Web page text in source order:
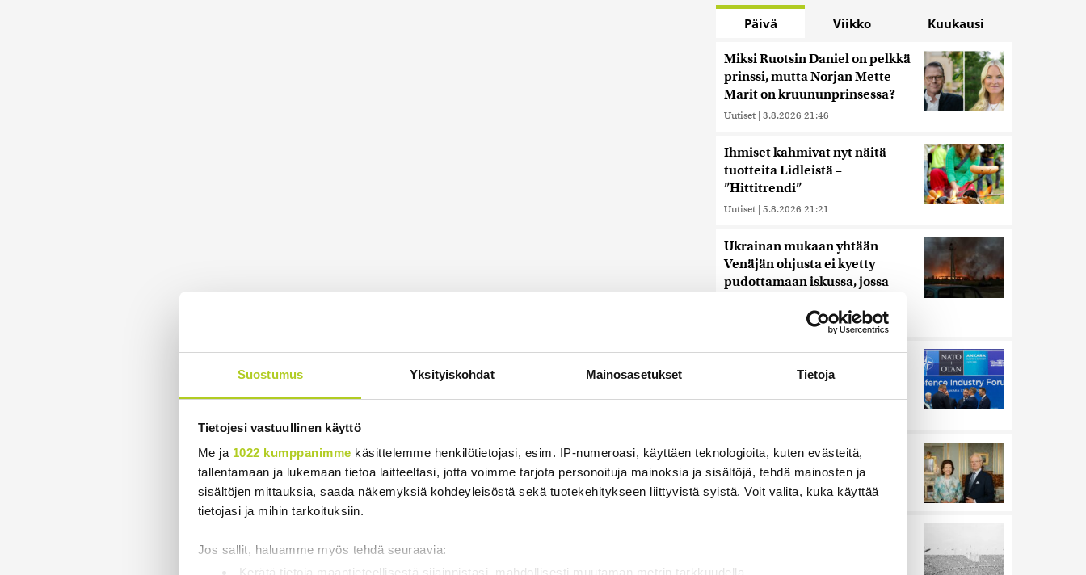
Suostumus Yksityiskohdat Mainosasetukset Tietoja
Tietojesi vastuullinen käyttö
Me ja 1022 kumppanimme käsittelemme henkilötietojasi, esim. IP-numeroasi, käyttäen teknologioita, kuten evästeitä,
tallentamaan ja lukemaan tietoa laitteeltasi, jotta voimme tarjota personoituja mainoksia ja sisältöjä, tehdä mainosten ja
sisältöjen mittauksia, saada näkemyksiä kohdeyleisöstä sekä tuotekehitykseen liittyvistä syistä. Voit valita, kuka käyttää
tietojasi ja mihin tarkoituksiin.
Jos sallit, haluamme myös tehdä seuraavia:
Kerätä tietoja maantieteellisestä sijainnistasi, mahdollisesti muutaman metrin tarkkuudella
Päivä Viikko Kuukausi
Miksi Ruotsin Daniel on pelkkä
prinssi, mutta Norjan Mette-
Marit on kruununprinsessa?
Uutiset | 3.8.2026 21:46
Ihmiset kahmivat nyt näitä
tuotteita Lidleistä –
”Hittitrendi”
Uutiset | 5.8.2026 21:21
Ukrainan mukaan yhtään
Venäjän ohjusta ei kyetty
pudottamaan iskussa, jossa
5.8.2026 9:21
Murska-arvio: Nato on
vuosikymmenen jäljessä
Ruotsin kuningas vihkii
kalatien käyttöön Ylitorniolla
Uutiset | 4.8.2026 11:02
alla kyti